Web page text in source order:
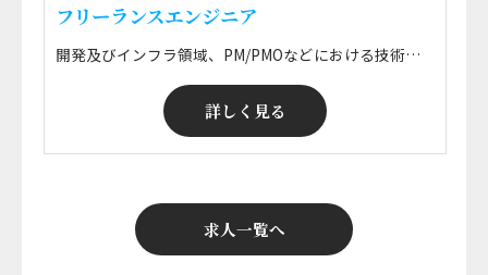
フリーランスエンジニア
開発及びインフラ領域、PM/PMOなどにおける技術支援業務 ■ 開発 WEB・オープン系を中心とした各種基幹システム・情報系システムの要件定義・設計開発・運用保守、ERPパッケージ導入に伴う設計・開発・実装・保守などの技術支援 ■ インフラ 各種企業におけるサーバ・ネットワーク・クラウド・ミドルウェアなどの要件定義・設計構築・運用保守・監視などの技術支援 ※ 勤務地はプロジェクトによる ※ ご希望のエリアで就業可能！ ※ 正社員登用も可能！
詳しく見る
求人一覧へ